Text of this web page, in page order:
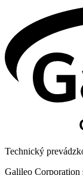
Technický
Galileo Corporation